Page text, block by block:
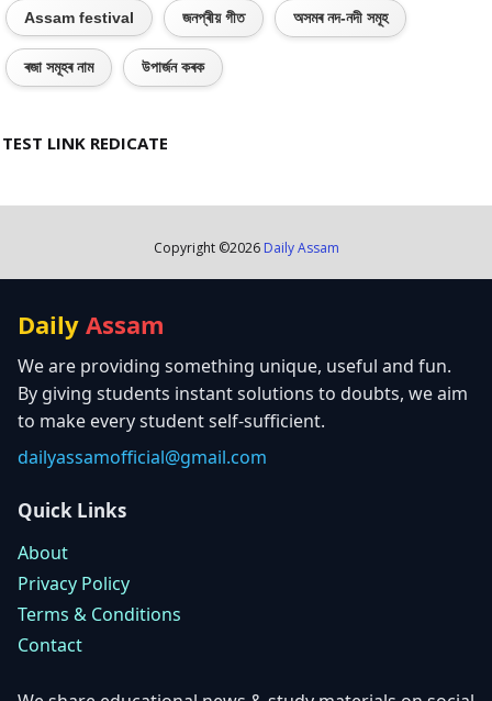
Assam festival জনপ্ৰীয় গীত অসমৰ নদ-নদী সমূহ
ৰজা সমূহৰ নাম উপাৰ্জন কৰক
TEST LINK REDICATE
Copyright ©2026 Daily Assam
Daily Assam
We are providing something unique, useful and fun.
By giving students instant solutions to doubts, we aim
to make every student self-sufficient.
dailyassamofficial@gmail.com
Quick Links
About
Privacy Policy
Terms & Conditions
Contact